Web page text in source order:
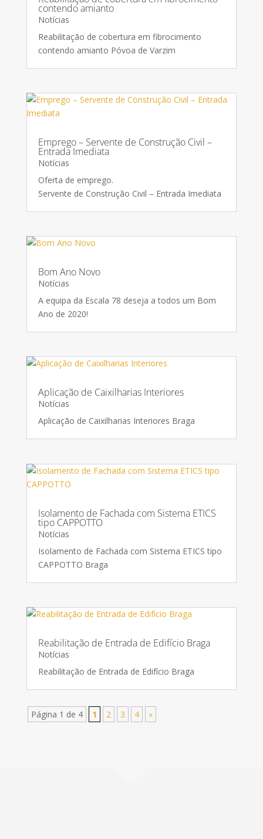
contendo amianto
Notícias
Reabilitação de cobertura em fibrocimento
contendo amianto Póvoa de Varzim
Emprego – Servente de Construção Civil –
Entrada Imediata
Notícias
Oferta de emprego.
Servente de Construção Civil – Entrada Imediata
Bom Ano Novo
Notícias
A equipa da Escala 78 deseja a todos um Bom
Ano de 2020!
Aplicação de Caixilharias Interiores
Notícias
Aplicação de Caixilharias Interiores Braga
Isolamento de Fachada com Sistema ETICS
tipo CAPPOTTO
Notícias
Isolamento de Fachada com Sistema ETICS tipo
CAPPOTTO Braga
Reabilitação de Entrada de Edifício Braga
Notícias
Reabilitação de Entrada de Edifício Braga
Página 1 de 4 1 2 3 4 »